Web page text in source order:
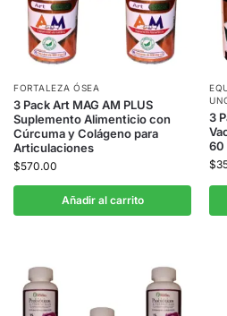
FORTALEZA ÓSEA
3 Pack Art MAG AM PLUS
Suplemento Alimenticio con
Cúrcuma y Colágeno para
Articulaciones
$570.00
Añadir al carrito
3
60
$